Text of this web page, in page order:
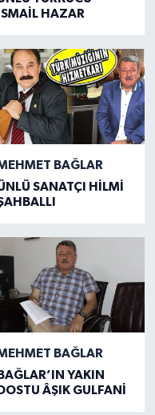
İSMAİL HAZAR
BAĞLAR
SANATÇI HİLMİ
BAĞLAR
BAĞLAR’IN YAKIN
DOSTU ÂŞIK GULFANİ